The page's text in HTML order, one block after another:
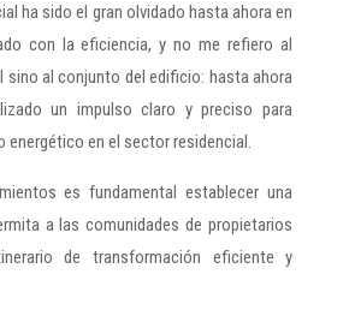
ha sido el gran olvidado hasta ahora en
con la eficiencia, y no me refiero al
sino al conjunto del edificio: hasta ahora
un impulso claro y preciso para
energético en el sector residencial.
es fundamental establecer una
a las comunidades de propietarios
de transformación eficiente y